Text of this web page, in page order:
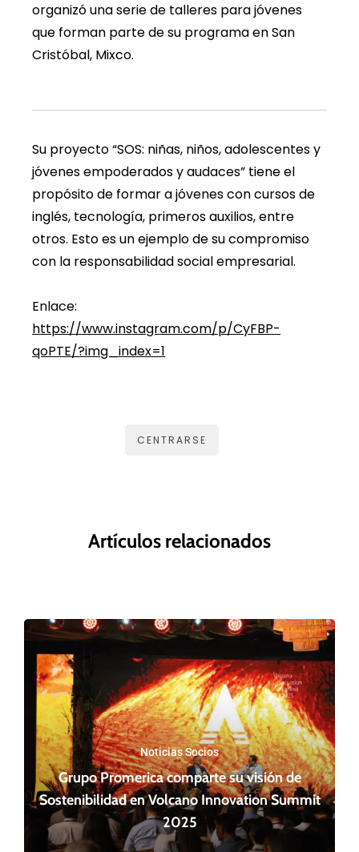
organizó una serie de talleres para jóvenes
que forman parte de su programa en San
Cristóbal, Mixco.
Su proyecto “SOS: niñas, niños, adolescentes y
jóvenes empoderados y audaces” tiene el
propósito de formar a jóvenes con cursos de
inglés, tecnología, primeros auxilios, entre
otros. Esto es un ejemplo de su compromiso
con la responsabilidad social empresarial.
Enlace:
https://www.instagram.com/p/CyFBP-
qoPTE/?img_index=1
CENTRARSE
Artículos relacionados
Noticias Socios
Grupo Promerica comparte su visión de
Sostenibilidad en Volcano Innovation Summit
2025